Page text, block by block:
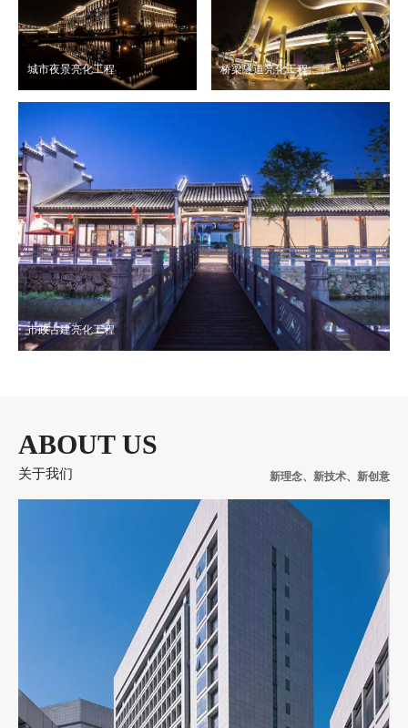
城市夜景亮化工程 桥梁隧道亮化工程
市政古建亮化工程
ABOUT US
关于我们 新理念、新技术、新创意